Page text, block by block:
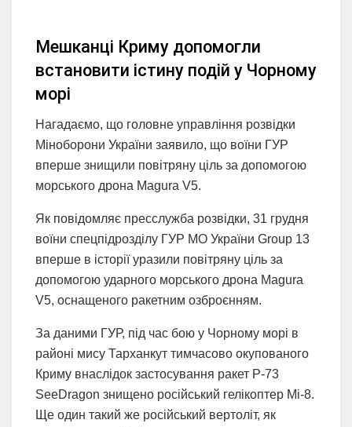
Мешканці Криму допомогли
встановити істину подій у Чорному
морі
Нагадаємо, що головне управління розвідки
Міноборони України заявило, що воїни ГУР
вперше знищили повітряну ціль за допомогою
морського дрона Magura V5.
Як повідомляє пресслужба розвідки, 31 грудня
воїни спецпідрозділу ГУР МО України Group 13
вперше в історії уразили повітряну ціль за
допомогою ударного морського дрона Magura
V5, оснащеного ракетним озброєнням.
За даними ГУР, під час бою у Чорному морі в
районі мису Тарханкут тимчасово окупованого
Криму внаслідок застосування ракет Р-73
SeeDragon знищено російський гелікоптер Мі-8.
Ще один такий же російський вертоліт, як